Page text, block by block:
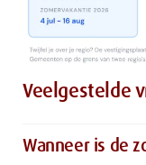
Veelgestelde
Wanneer is de